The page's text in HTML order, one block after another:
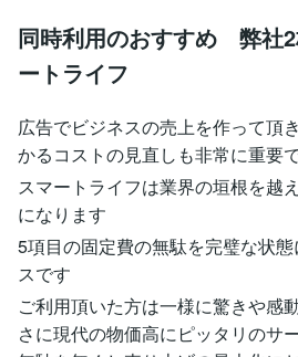
同時利用のおすすめ 弊社
ートライフ
広告でビジネスの売上を作って頂
かるコストの見直しも非常に重要で
スマートライフは業界の垣根を越
になります
5項目の固定費の無駄を完璧な状
スです
ご利用頂いた方は一様に驚きや感
さに現代の物価高にピッタリのサ